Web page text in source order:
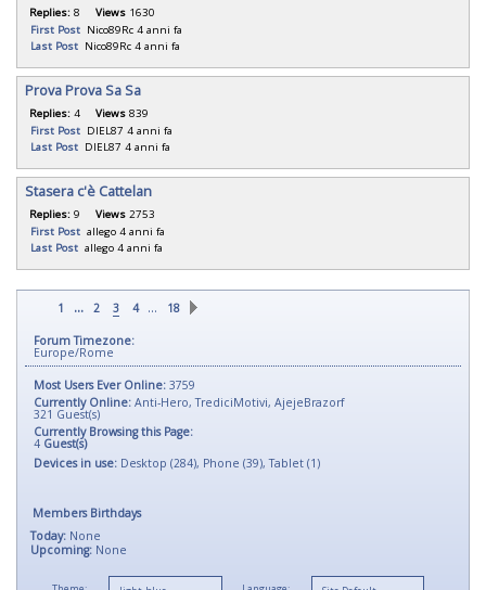
Replies: 8 Views 1630
First Post Nico89Rc 4 anni fa
Last Post Nico89Rc 4 anni fa
Prova Prova Sa Sa
Replies: 4 Views 839
First Post DIEL87 4 anni fa
Last Post DIEL87 4 anni fa
Stasera c'è Cattelan
Replies: 9 Views 2753
First Post allego 4 anni fa
Last Post allego 4 anni fa
1 ... 2 3 4 … 18
Forum Timezone:
Europe/Rome
Most Users Ever Online: 3759
Currently Online: Anti-Hero,TrediciMotivi, AjejeBrazorf
321 Guest(s)
Currently Browsing this Page:
4 Guest(s)
Devices in use: Desktop (284), Phone (39), Tablet (1)
Members Birthdays
Today: None
Upcoming: None